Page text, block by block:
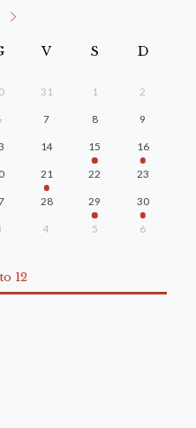
V S D
31 1 2
7 8 9
14 15 16
21 22 23
28 29 30
4 5 6
12